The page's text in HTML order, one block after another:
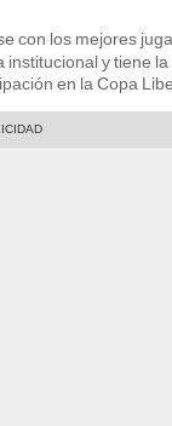
con los mejores
institucional y tiene
en la Copa